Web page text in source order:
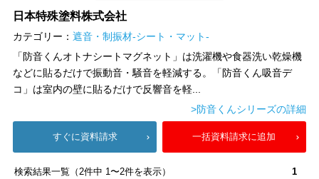
日本特殊塗料株式会社
カテゴリー：遮音・制振材-シート・マット-
「防音くんオトナシートマグネット」は洗濯機や食器洗い乾燥機
などに貼るだけで振動音・騒音を軽減する。「防音くん吸音デ
コ」は室内の壁に貼るだけで反響音を軽...
>防音くんシリーズの詳細
すぐに資料請求 一括資料請求に追加
検索結果一覧（2件中 1〜2件を表示） 1